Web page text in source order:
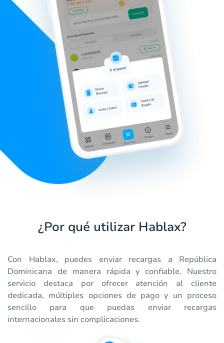
¿Por qué utilizar Hablax?
Con Hablax, puedes enviar recargas a República
Dominicana de manera rápida y confiable. Nuestro
servicio destaca por ofrecer atención al cliente
dedicada, múltiples opciones de pago y un proceso
sencillo para que puedas enviar recargas
internacionales sin complicaciones.